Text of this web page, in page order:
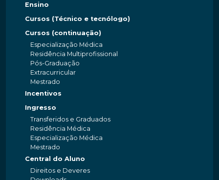
Ensino
Cursos (Técnico e tecnólogo)
Cursos (continuação)
Especialização Médica
Residência Multiprofissional
Pós-Graduação
Extracurricular
Mestrado
Incentivos
Ingresso
Transferidos e Graduados
Residência Médica
Especialização Médica
Mestrado
Central do Aluno
Direitos e Deveres